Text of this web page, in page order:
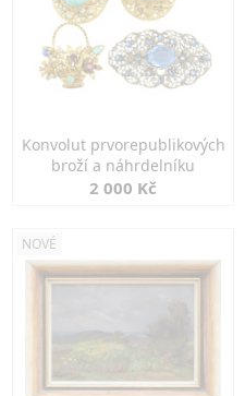
Konvolut prvorepublikových
broží a náhrdelníku
2 000 Kč
NOVÉ